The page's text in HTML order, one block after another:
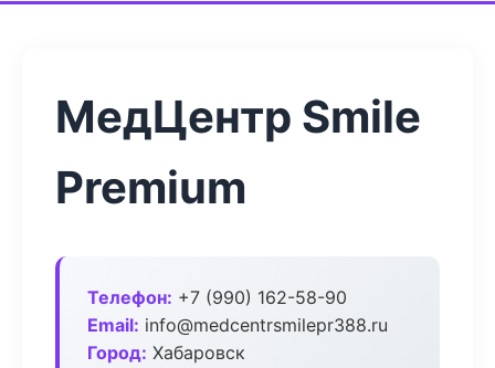
МедЦентр Smile
Premium
Телефон: +7 (990) 162-58-90
Email: info@medcentrsmilepr388.ru
Город: Хабаровск